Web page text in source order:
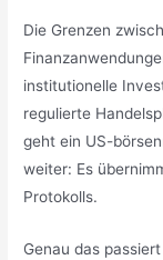
Die Grenzen
institutionelle
regulierte
geht ein US-
weiter: Es
Protokolls.
Genau das